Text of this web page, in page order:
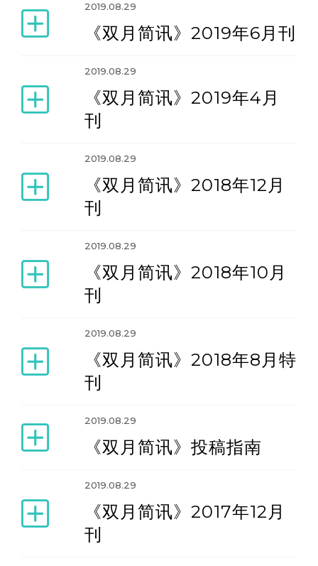
2019.08.29
《双月简讯》2019年6月刊
2019.08.29
《双月简讯》2019年4月
刊
2019.08.29
《双月简讯》2018年12月
刊
2019.08.29
《双月简讯》2018年10月
刊
2019.08.29
《双月简讯》2018年8月特
刊
2019.08.29
《双月简讯》投稿指南
2019.08.29
《双月简讯》2017年12月
刊